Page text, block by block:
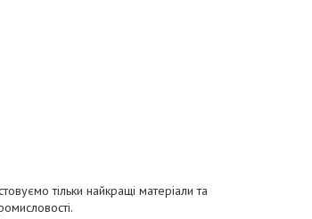
тільки найкращі матеріали та